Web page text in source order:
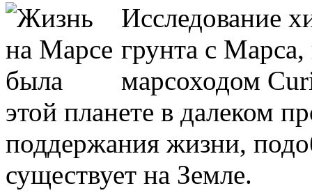
Исследование
грунта с
марсоходом
этой планете в далеком
поддержания жизни,
существует на Земле.